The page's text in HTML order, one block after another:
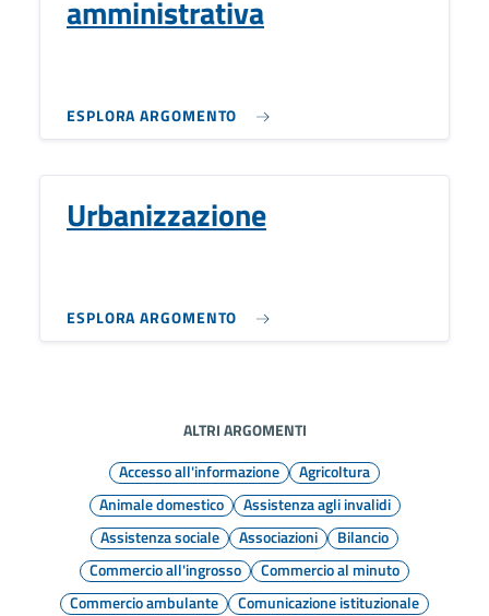
amministrativa
ESPLORA ARGOMENTO
Urbanizzazione
ESPLORA ARGOMENTO
ALTRI ARGOMENTI
Accesso all'informazione
Agricoltura
Animale domestico
Assistenza agli invalidi
Assistenza sociale
Associazioni
Bilancio
Commercio all'ingrosso
Commercio al minuto
Commercio ambulante
Comunicazione istituzionale